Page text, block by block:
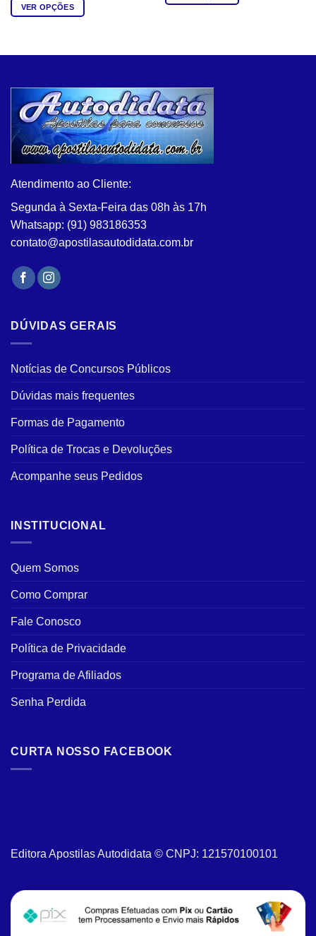
VER OPÇÕES
tem
opções
podem
ser
escolhidas
página
do
produto
várias
As
opções
podem
ser
escolhidas
na
produto
Atendimento ao Cliente:
Segunda à Sexta-Feira das 08h às 17h
Whatsapp: (91) 983186353
contato@apostilasautodidata.com.br
DÚVIDAS GERAIS
Notícias de Concursos Públicos
Dúvidas mais frequentes
Formas de Pagamento
Política de Trocas e Devoluções
Acompanhe seus Pedidos
INSTITUCIONAL
Quem Somos
Como Comprar
Fale Conosco
Política de Privacidade
Programa de Afiliados
Senha Perdida
CURTA NOSSO FACEBOOK
Editora Apostilas Autodidata © CNPJ: 121570100101